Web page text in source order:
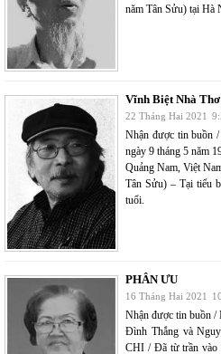
năm Tân Sửu) tại Hà
Vĩnh Biệt Nhà
22 Tháng Hai 2021
Nhận được tin
ngày 9 tháng 5 năm
Quảng Nam, Việt
Tân Sửu) – Tại tiểu
tuổi.
PHÂN ƯU
16 Tháng Hai 2021
Nhận được tin buồn /
Đình Thắng và
CHI / Đã từ trần vào